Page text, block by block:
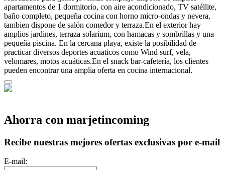
apartamentos de 1 dormitorio, con aire acondicionado, TV satéllite,
baño completo, pequeña cocina con horno micro-ondas y nevera,
tambien dispone de salón comedor y terraza.En el exterior hay
amplios jardines, terraza solarium, con hamacas y sombrillas y una
pequeña piscina. En la cercana playa, existe la posibilidad de
practicar diversos deportes acuaticos como Wind surf, vela,
velomares, motos acuáticas.En el snack bar-cafetería, los clientes
pueden encontrar una amplia oferta en cocina internacional.
Ahorra con marjetincoming
Recibe nuestras mejores ofertas exclusivas por e-mail
E-mail: